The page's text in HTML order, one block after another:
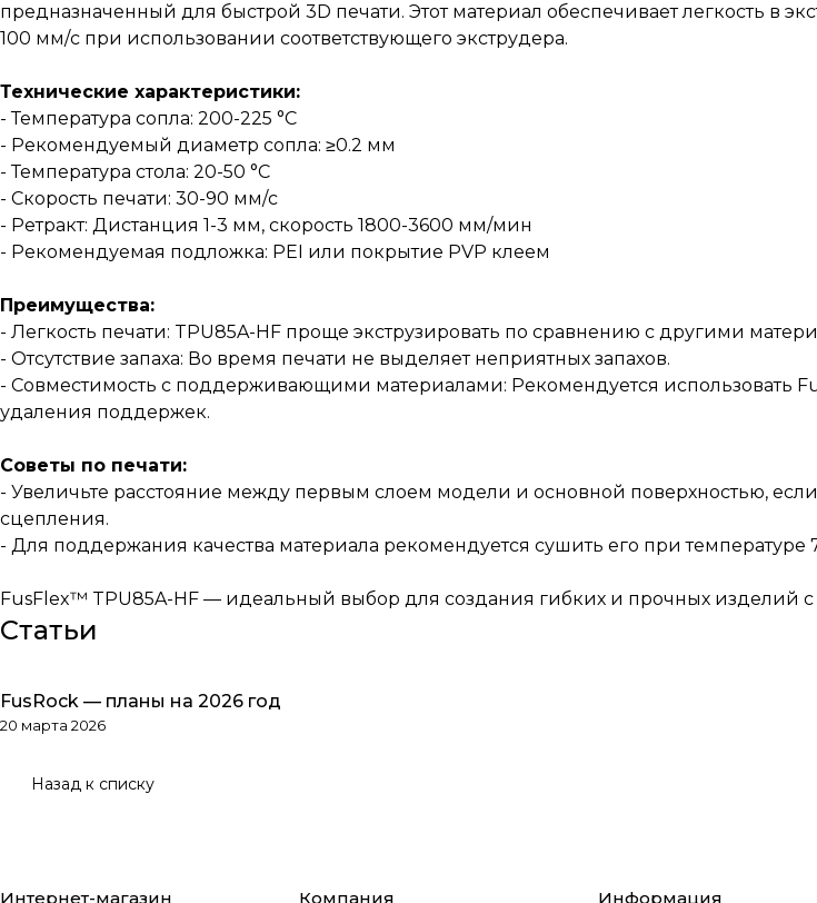
предназначенный для быстрой 3D печати. Этот материал обеспечивает легкость в
100 мм/с при использовании соответствующего экструдерa.
Технические характеристики:
- Температура сопла: 200-225 °C
- Рекомендуемый диаметр сопла: ≥0.2 мм
- Температура стола: 20-50 °C
- Скорость печати: 30-90 мм/с
- Ретракт: Дистанция 1-3 мм, скорость 1800-3600 мм/мин
- Рекомендуемая подложка: PEI или покрытие PVP клеем
Преимущества:
- Легкость печати: TPU85A-HF проще экструзировать по сравнению с другими
- Отсутствие запаха: Во время печати не выделяет неприятных запахов.
- Совместимость с поддерживающими материалами: Рекомендуется использовать
удаления поддержек.
Советы по печати:
- Увеличьте расстояние между первым слоем модели и основной поверхностью,
сцепления.
- Для поддержания качества материала рекомендуется сушить его при температуре
FusFlex™️ TPU85A-HF — идеальный выбор для создания гибких и прочных изделий с
Статьи
Обзоры товаров
FusRock — планы на 2026 год
20 марта 2026
Назад к списку
Интернет-магазин Компания Информация